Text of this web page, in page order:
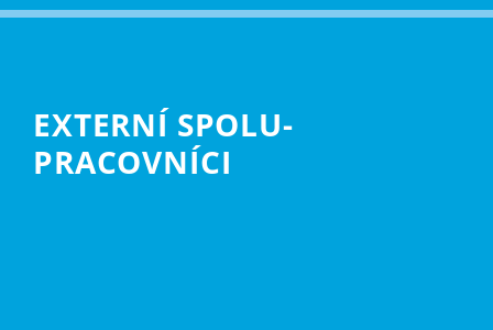
EXTERNÍ SPOLU­
PRACOVNÍCI